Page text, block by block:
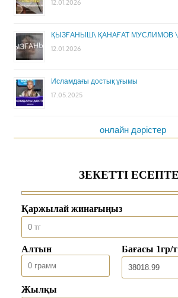
12.01.2026
ҚЫЗҒАНЫШ\ ҚАНАҒАТ МУСЛИМОВ \
12.01.2026
Исламдағы достық ұғымы
17.05.2025
онлайн дәрістер